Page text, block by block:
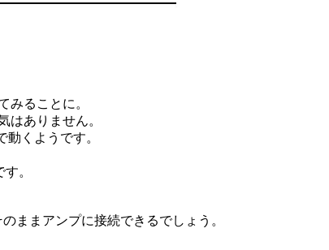
みることに。
はありません。
くようです。
。
ままアンプに接続できるでしょう。